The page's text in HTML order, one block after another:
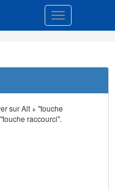
Toggle
sur Alt + "touche
raccourci".